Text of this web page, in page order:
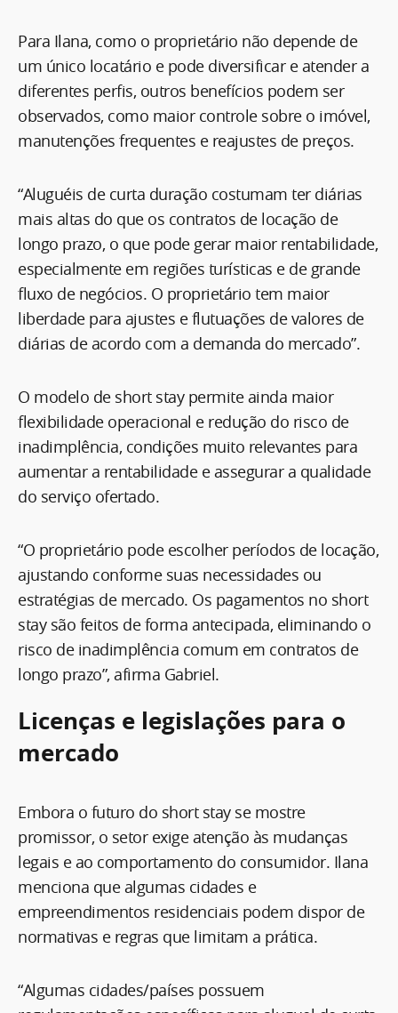
Para Ilana, como o proprietário não depende de
um único locatário e pode diversificar e atender a
diferentes perfis, outros benefícios podem ser
observados, como maior controle sobre o imóvel,
manutenções frequentes e reajustes de preços.
“Aluguéis de curta duração costumam ter diárias
mais altas do que os contratos de locação de
longo prazo, o que pode gerar maior rentabilidade,
especialmente em regiões turísticas e de grande
fluxo de negócios. O proprietário tem maior
liberdade para ajustes e flutuações de valores de
diárias de acordo com a demanda do mercado”.
O modelo de short stay permite ainda maior
flexibilidade operacional e redução do risco de
inadimplência, condições muito relevantes para
aumentar a rentabilidade e assegurar a qualidade
do serviço ofertado.
“O proprietário pode escolher períodos de locação,
ajustando conforme suas necessidades ou
estratégias de mercado. Os pagamentos no short
stay são feitos de forma antecipada, eliminando o
risco de inadimplência comum em contratos de
longo prazo”, afirma Gabriel.
Licenças e legislações para o
mercado
Embora o futuro do short stay se mostre
promissor, o setor exige atenção às mudanças
legais e ao comportamento do consumidor. Ilana
menciona que algumas cidades e
empreendimentos residenciais podem dispor de
normativas e regras que limitam a prática.
“Algumas cidades/países possuem